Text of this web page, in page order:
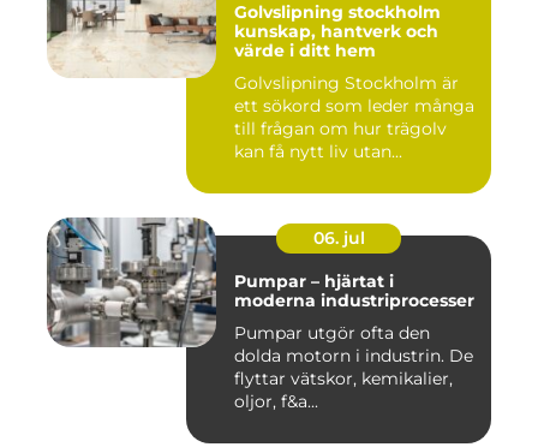
Golvslipning stockholm
kunskap, hantverk och
värde i ditt hem
Golvslipning Stockholm är
ett sökord som leder många
till frågan om hur trägolv
kan få nytt liv utan...
06. jul
Pumpar – hjärtat i
moderna industriprocesser
Pumpar utgör ofta den
dolda motorn i industrin. De
flyttar vätskor, kemikalier,
oljor, f&a...